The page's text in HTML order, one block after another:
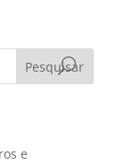
Pesquisar
e